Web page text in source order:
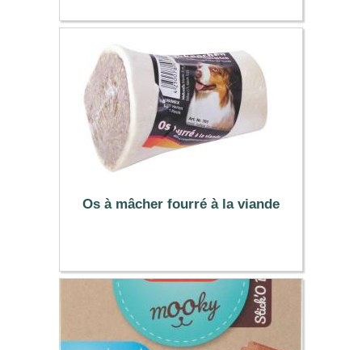
3.99 €
Os à mâcher fourré à la viande
2.49 €